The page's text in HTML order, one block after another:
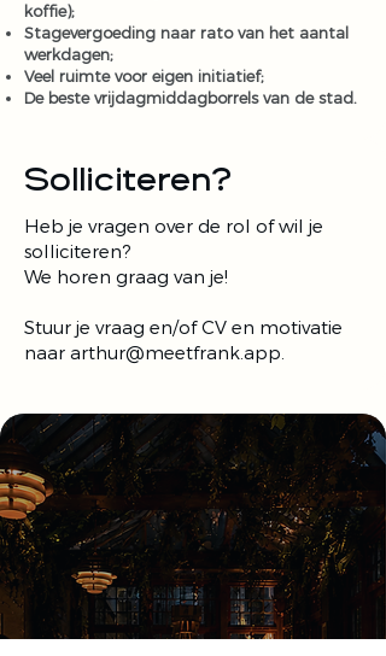
koffie);
Stagevergoeding naar rato van het aantal
werkdagen;
Veel ruimte voor eigen initiatief;
De beste vrijdagmiddagborrels van de stad.
Solliciteren?
Heb je vragen over de rol of wil je
solliciteren?
We horen graag van je!
Stuur je vraag en/of CV en motivatie
naar arthur@meetfrank.app